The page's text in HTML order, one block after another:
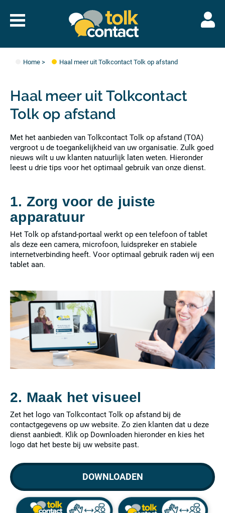
Naar
menu
Home> Haal meer uit Tolkcontact Tolk op afstand
Haal meer uit Tolkcontact
Tolk op afstand
Met het aanbieden van Tolkcontact Tolk op afstand (TOA)
vergroot u de toegankelijkheid van uw organisatie. Zulk goed
nieuws wilt u uw klanten natuurlijk laten weten. Hieronder
leest u drie tips voor het optimaal gebruik van onze dienst.
1. Zorg voor de juiste
apparatuur
Het Tolk op afstand-portaal werkt op een telefoon of tablet
als deze een camera, microfoon, luidspreker en stabiele
internetverbinding heeft. Voor optimaal gebruik raden wij een
tablet aan.
2. Maak het visueel
Zet het logo van Tolkcontact Tolk op afstand bij de
contactgegevens op uw website. Zo zien klanten dat u deze
dienst aanbiedt. Klik op Downloaden hieronder en kies het
logo dat het beste bij uw website past.
DOWNLOADEN